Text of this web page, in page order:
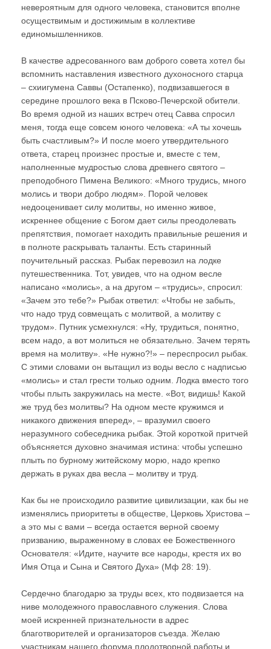
невероятным для одного человека, становится вполне
осуществимым и достижимым в коллективе
единомышленников.
В качестве адресованного вам доброго совета хотел бы
вспомнить наставления известного духоносного старца
– схиигумена Саввы (Остапенко), подвизавшегося в
середине прошлого века в Псково-Печерской обители.
Во время одной из наших встреч отец Савва спросил
меня, тогда еще совсем юного человека: «А ты хочешь
быть счастливым?» И после моего утвердительного
ответа, старец произнес простые и, вместе с тем,
наполненные мудростью слова древнего святого –
преподобного Пимена Великого: «Много трудись, много
молись и твори добро людям». Порой человек
недооценивает силу молитвы, но именно живое,
искреннее общение с Богом дает силы преодолевать
препятствия, помогает находить правильные решения и
в полноте раскрывать таланты. Есть старинный
поучительный рассказ. Рыбак перевозил на лодке
путешественника. Тот, увидев, что на одном весле
написано «молись», а на другом – «трудись», спросил:
«Зачем это тебе?» Рыбак ответил: «Чтобы не забыть,
что надо труд совмещать с молитвой, а молитву с
трудом». Путник усмехнулся: «Ну, трудиться, понятно,
всем надо, а вот молиться не обязательно. Зачем терять
время на молитву». «Не нужно?!» – переспросил рыбак.
С этими словами он вытащил из воды весло с надписью
«молись» и стал грести только одним. Лодка вместо того
чтобы плыть закружилась на месте. «Вот, видишь! Какой
же труд без молитвы? На одном месте кружимся и
никакого движения вперед», – вразумил своего
неразумного собеседника рыбак. Этой короткой притчей
объясняется духовно значимая истина: чтобы успешно
плыть по бурному житейскому морю, надо крепко
держать в руках два весла – молитву и труд.
Как бы не происходило развитие цивилизации, как бы не
изменялись приоритеты в обществе, Церковь Христова –
а это мы с вами – всегда остается верной своему
призванию, выраженному в словах ее Божественного
Основателя: «Идите, научите все народы, крестя их во
Имя Отца и Сына и Святого Духа» (Мф 28: 19).
Сердечно благодарю за труды всех, кто подвизается на
ниве молодежного православного служения. Слова
моей искренней признательности в адрес
благотворителей и организаторов съезда. Желаю
участникам нашего форума плодотворной работы и